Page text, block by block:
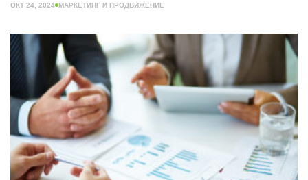
ОКТ 24, 2024 МАРКЕТИНГ И ПРОДВИЖЕНИЕ